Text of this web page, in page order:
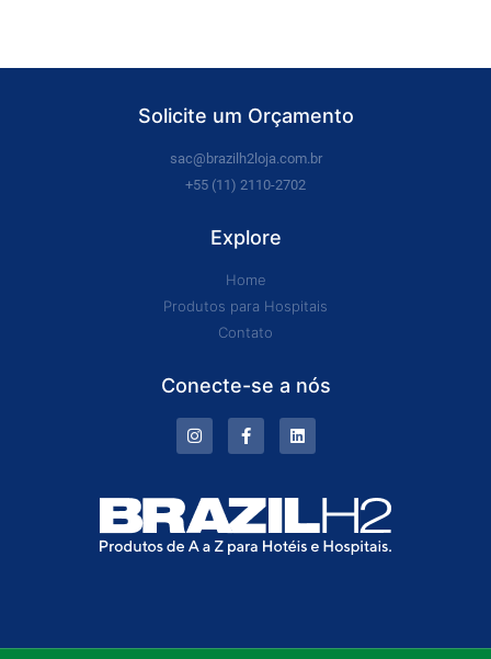
Solicite um Orçamento
sac@brazilh2loja.com.br
+55 (11) 2110-2702
Explore
Home
Produtos para Hospitais
Contato
Conecte-se a nós